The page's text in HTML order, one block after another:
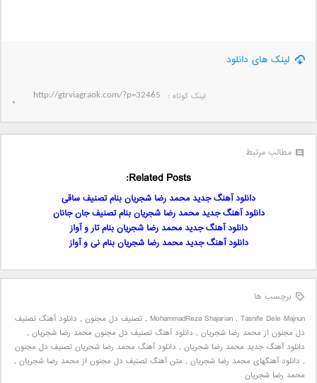
لینک های دانلود
لینک کوتاه‌ :
مطالب مرتبط
Related Posts:
دانلود آهنگ جدید محمد رضا شجریان بنام تصنیف ساقی
دانلود آهنگ جدید محمد رضا شجریان بنام تصنیف جان جانان
دانلود آهنگ جدید محمد رضا شجریان بنام تار و آواز
دانلود آهنگ جدید محمد رضا شجریان بنام نی و آواز
برچسب ها
MohammadReza Shajarian , Tasnife Dele Majnun
, تصنیف دل مجنون , دانلود آهنگ تصنیف
دل مجنون از محمد رضا شجریان , دانلود آهنگ تصنیف دل مجنون محمد رضا شجریان ,
دانلود آهنگ جدید محمد رضا شجریان , دانلود آهنگ محمد رضا شجریان تصنیف دل مجنون
, دانلود آهنگهای محمد رضا شجریان , متن آهنگ تصنیف دل مجنون از محمد رضا شجریان ,
محمد رضا شجریان